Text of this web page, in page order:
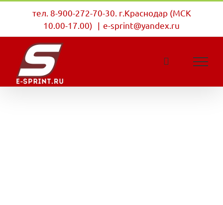
тел. 8-900-272-70-30. г.Краснодар (МСК
10.00-17.00) | e-sprint@yandex.ru